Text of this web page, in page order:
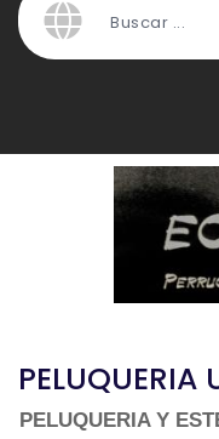
PELUQUERIA
PELUQUERIA Y